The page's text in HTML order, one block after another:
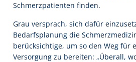
Schmerzpatienten finden.
Grau versprach, sich dafür
Bedarfsplanung die
berücksichtige, um so den Weg für
Versorgung zu bereiten: „Überall,